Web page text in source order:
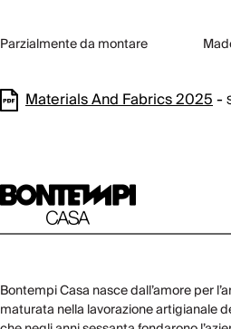
Parzialmente da montare
Materials And Fabrics 2025-
Bontempi Casa nasce dall’amore per
maturata nella lavorazione artigianale